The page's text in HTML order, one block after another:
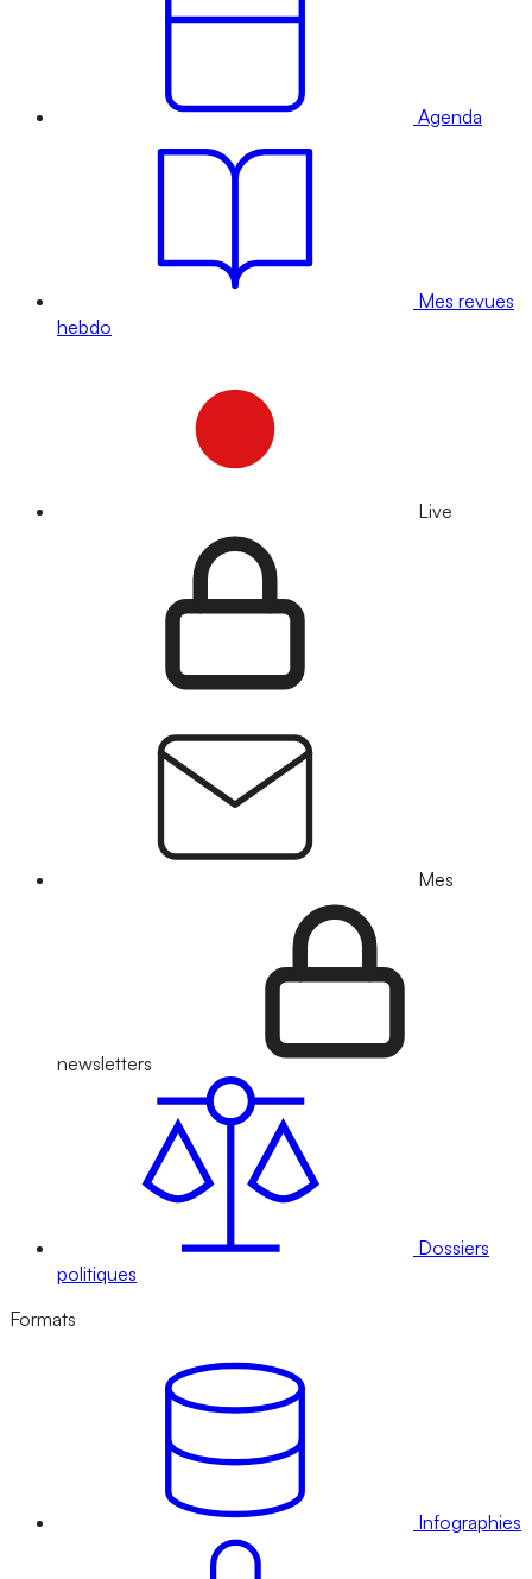
Agenda
Mes revues
hebdo
Live
Mes
newsletters
Dossiers
politiques
Formats
Infographies